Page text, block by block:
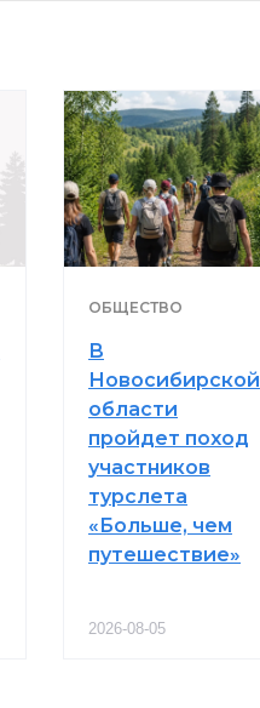
ОБЩЕСТВО
В
Новосибирской
области
пройдет поход
участников
турслета
«Больше, чем
путешествие»
2026-08-05